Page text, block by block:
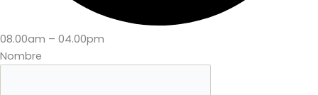
08.00am – 04.00pm
Nombre